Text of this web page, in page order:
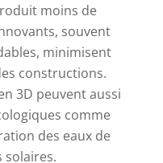
moins de
souvent
minimisent
constructions.
3D peuvent aussi
comme
des eaux de
solaires.